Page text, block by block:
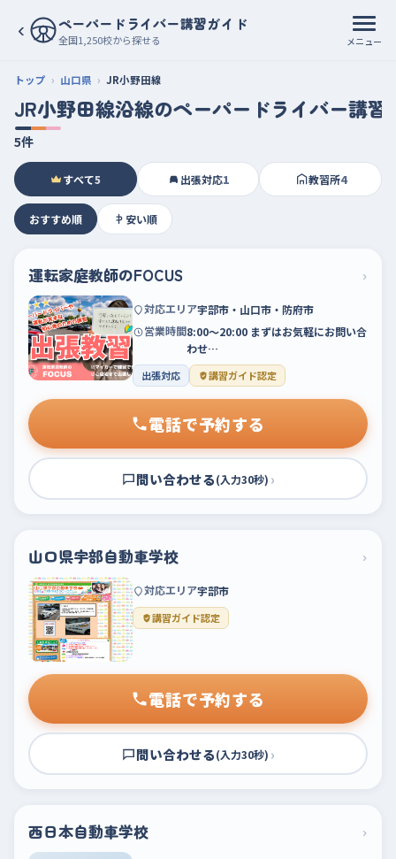
‹ ペーパードライバー講習ガイド
全国1,250校から探せる メニュー
トップ 山口県 JR小野田線
JR小野田線沿線のペーパードライバー講習
5件
すべて5 出張対応1 教習所4
おすすめ順 安い順
運転家庭教師のFOCUS ›
対応エリア宇部市・山口市・防府市
営業時間8:00～20:00 まずはお気軽にお問い合
わせ…
出張対応 講習ガイド認定
電話で予約する
問い合わせる(入力30秒) ›
山口県宇部自動車学校 ›
対応エリア宇部市
講習ガイド認定
電話で予約する
問い合わせる(入力30秒) ›
西日本自動車学校 ›